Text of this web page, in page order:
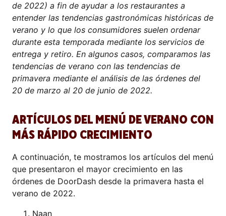
de 2022) a fin de ayudar a los restaurantes a
entender las tendencias gastronómicas históricas de
verano y lo que los consumidores suelen ordenar
durante esta temporada mediante los servicios de
entrega y retiro. En algunos casos, comparamos las
tendencias de verano con las tendencias de
primavera mediante el análisis de las órdenes del
20 de marzo al 20 de junio de 2022.
ARTÍCULOS DEL MENÚ DE VERANO CON
MÁS RÁPIDO CRECIMIENTO
A continuación, te mostramos los artículos del menú
que presentaron el mayor crecimiento en las
órdenes de DoorDash desde la primavera hasta el
verano de 2022.
Naan